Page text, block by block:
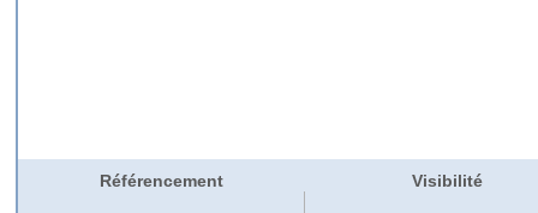
Référencement Visibilité